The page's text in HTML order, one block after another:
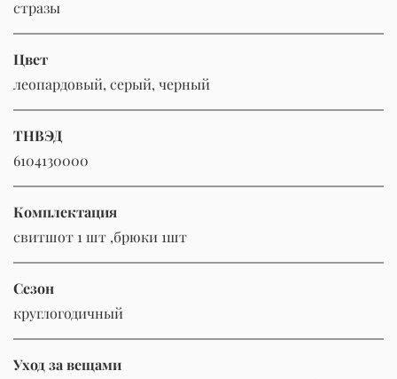
стразы
Цвет
леопардовый, серый, черный
ТНВЭД
6104130000
Комплектация
свитшот 1 шт ,брюки 1шт
Сезон
круглогодичный
Уход за вещами